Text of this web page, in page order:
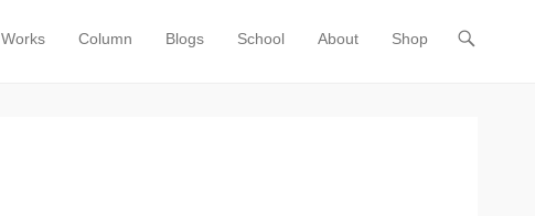
Works Column Blogs School About Shop